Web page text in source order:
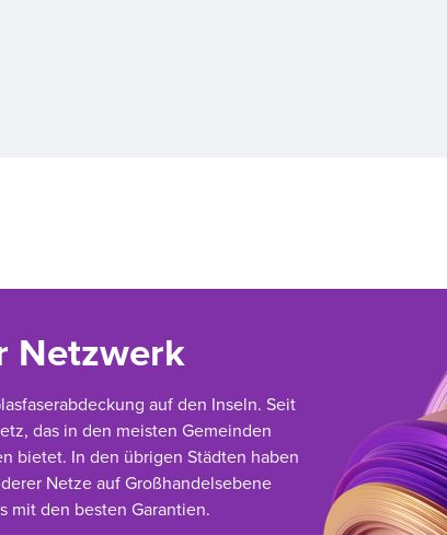
Netzwerk
auf den Inseln. Seit
das in den meisten Gemeinden
bietet. In den übrigen Städten haben
Netze auf Großhandelsebene
mit den besten Garantien.